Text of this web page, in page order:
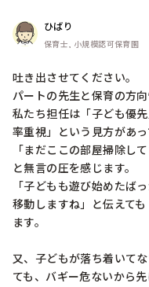
ひばり
保育士, 小規模認可保育園
吐き出させてください。
パートの先生と保育の方
私たち担任は「子ども優
率重視」という見方があ
「まだここの部屋掃除し
と無言の圧を感じます。
「子どもも遊び始めたば
移動しますね」と伝えて
ます。
又、子どもが落ち着いて
ても、バギー危ないから